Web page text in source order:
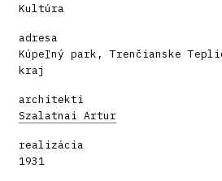
Kultúra
adresa
Kúpeľný park, Trenčianske
kraj
architekti
Szalatnai Artur
realizácia
1931